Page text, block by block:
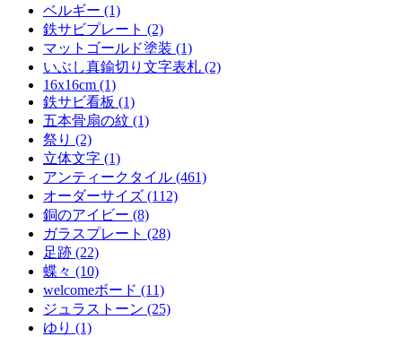
ベルギー (1)
鉄サビプレート (2)
マットゴールド塗装 (1)
いぶし真鍮切り文字表札 (2)
16x16cm (1)
鉄サビ看板 (1)
五本骨扇の紋 (1)
祭り (2)
立体文字 (1)
アンティークタイル (461)
オーダーサイズ (112)
銅のアイビー (8)
ガラスプレート (28)
足跡 (22)
蝶々 (10)
welcomeボード (11)
ジュラストーン (25)
ゆり (1)